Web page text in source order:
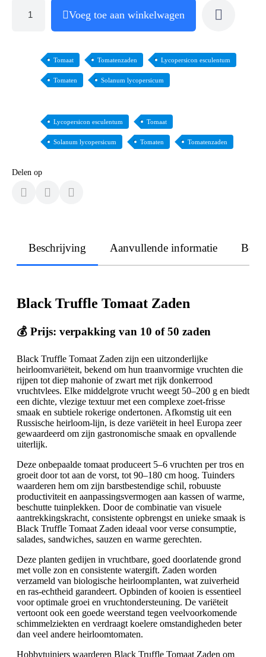
Voeg toe aan winkelwagen
Tomaat Tomatenzaden Lycopersicon esculentum
Tomaten Solanum lycopersicum
Lycopersicon esculentum Tomaat
Solanum lycopersicum Tomaten Tomatenzaden
Delen op
Beschrijving Aanvullende informatie
Black Truffle Tomaat Zaden
💰 Prijs: verpakking van 10 of 50 zaden
Black Truffle Tomaat Zaden zijn een uitzonderlijke
heirloomvariëteit, bekend om hun traanvormige vruchten die
rijpen tot diep mahonie of zwart met rijk donkerrood
vruchtvlees. Elke middelgrote vrucht weegt 50–200 g en biedt
een dichte, vlezige textuur met een complexe zoet-frisse
smaak en subtiele rokerige ondertonen. Afkomstig uit een
Russische heirloom-lijn, is deze variëteit in heel Europa zeer
gewaardeerd om zijn gastronomische smaak en opvallende
uiterlijk.
Deze onbepaalde tomaat produceert 5–6 vruchten per tros en
groeit door tot aan de vorst, tot 90–180 cm hoog. Tuinders
waarderen hem om zijn barstbestendige schil, robuuste
productiviteit en aanpassingsvermogen aan kassen of warme,
beschutte tuinplekken. Door de combinatie van visuele
aantrekkingskracht, consistente opbrengst en unieke smaak is
Black Truffle Tomaat Zaden ideaal voor verse consumptie,
salades, sandwiches, sauzen en warme gerechten.
Deze planten gedijen in vruchtbare, goed doorlatende grond
met volle zon en consistente watergift. Zaden worden
verzameld van biologische heirloomplanten, wat zuiverheid
en ras-echtheid garandeert. Opbinden of kooien is essentieel
voor optimale groei en vruchtondersteuning. De variëteit
vertoont ook een goede weerstand tegen veelvoorkomende
schimmelziekten en verdraagt koelere omstandigheden beter
dan veel andere heirloomtomaten.
Hobbytuiniers waarderen Black Truffle Tomaat Zaden om